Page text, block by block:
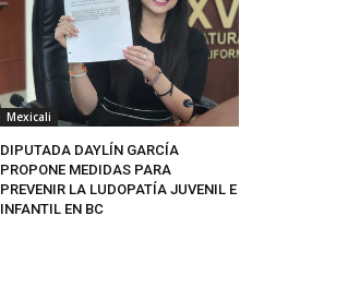
Mexicali
DIPUTADA DAYLÍN GARCÍA
PROPONE MEDIDAS PARA
PREVENIR LA LUDOPATÍA JUVENIL E
INFANTIL EN BC